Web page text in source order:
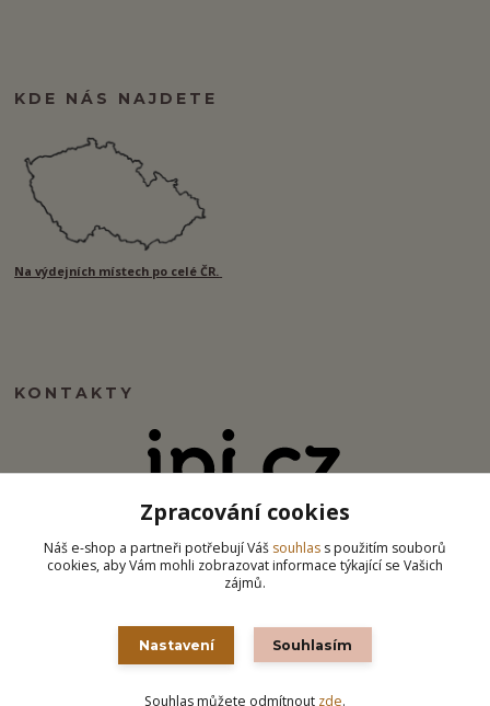
KDE NÁS NAJDETE
Na výdejních místech po celé ČR.
KONTAKTY
info@ipj.cz
Zpracování cookies
Náš e-shop a partneři potřebují Váš souhlas s použitím souborů
cookies, aby Vám mohli zobrazovat informace týkající se Vašich
zájmů.
Nastavení Souhlasím
Souhlas můžete odmítnout zde.